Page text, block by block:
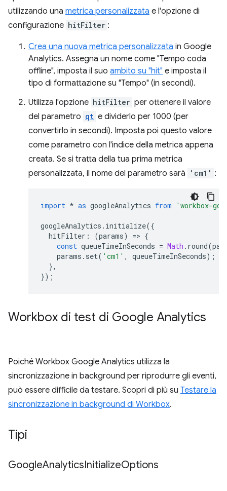
utilizzando una metrica personalizzata e l'opzione di
configurazione hitFilter :
Crea una nuova metrica personalizzata in Google
Analytics. Assegna un nome come "Tempo coda
offline", imposta il suo ambito su "hit" e imposta il
tipo di formattazione su "Tempo" (in secondi).
Utilizza l'opzione hitFilter per ottenere il valore
del parametro qt e dividerlo per 1000 (per
convertirlo in secondi). Imposta poi questo valore
come parametro con l'indice della metrica appena
creata. Se si tratta della tua prima metrica
personalizzata, il nome del parametro sarà
'cm1' :
import * as googleAnalytics from 'workbox-
googleAnalytics . initialize({
hitFilter : (params) => {
const queueTimeInSeconds = Math . round(
params . set( 'cm1' , queueTimeInSeconds);
},
});
Workbox di test di Google Analytics
Poiché Workbox Google Analytics utilizza la
sincronizzazione in background per riprodurre gli eventi,
può essere difficile da testare. Scopri di più su Testare la
sincronizzazione in background di Workbox.
Tipi
GoogleAnalyticsInitializeOptions